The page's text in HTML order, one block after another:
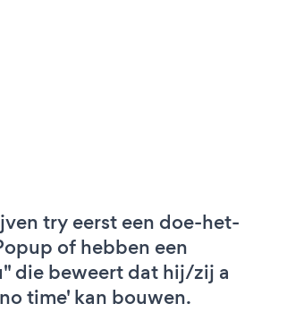
try eerst een doe-het-
of hebben een
die beweert dat hij/zij a
time' kan bouwen.